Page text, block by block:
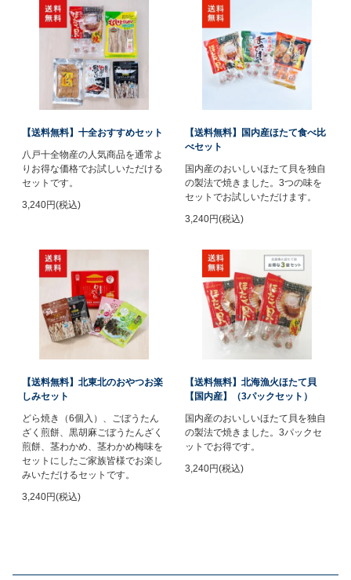
【送料無料】十全おすすめセット
八戸十全物産の人気商品を通常よ
りお得な価格でお試しいただける
セットです。
3,240円(税込)
【送料無料】国内産ほたて食べ比
べセット
国内産のおいしいほたて貝を独自
の製法で焼きました。3つの味を
セットでお試しいただけます。
3,240円(税込)
【送料無料】北東北のおやつお楽
しみセット
どら焼き（6個入）、ごぼうたん
ざく煎餅、黒胡麻ごぼうたんざく
煎餅、茎わかめ、茎わかめ梅味を
セットにしたご家族皆様でお楽し
みいただけるセットです。
3,240円(税込)
【送料無料】北海漁火ほたて貝
【国内産】（3パックセット）
国内産のおいしいほたて貝を独自
の製法で焼きました。3パックセ
ットでお得です。
3,240円(税込)